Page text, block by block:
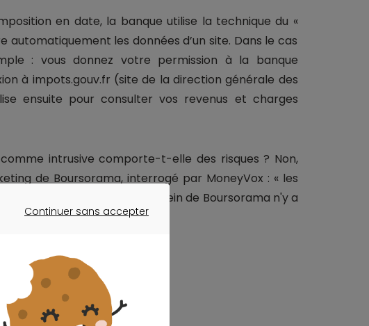
en date, la banque utilise la technique du «
automatiquement les données d’un site. Dans le cas
: vous donnez votre permission à la banque
à impots.gouv.fr (site de la direction générale des
ensuite pour consulter vos revenus et charges
intrusive comporte-t-elle des risques ? Non,
de Boursorama, interrogé par MoneyVox : « les
d'une heure et personne au sein de Boursorama n'y a
chargessont consultables.
via une API ?
Continuer sans accepter